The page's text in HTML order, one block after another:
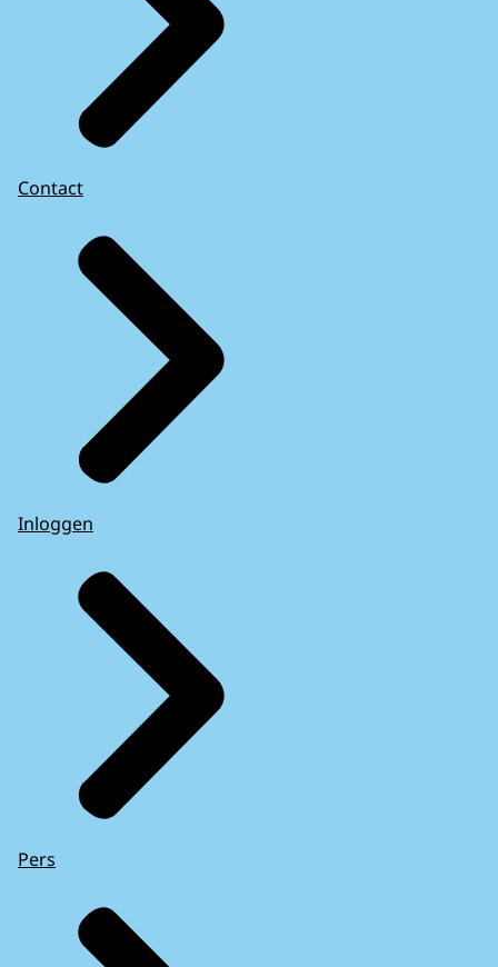
Contact
Inloggen
Pers